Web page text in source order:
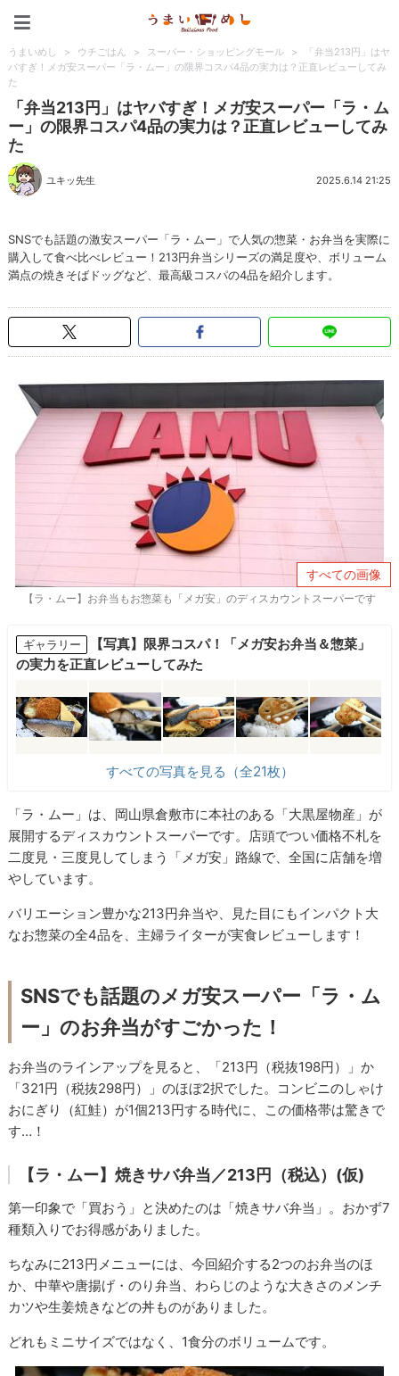
うまいめし > ウチごはん > スーパー・ショッピングモール >
「弁当213円」はヤ
バすぎ！メガ安スーパー「ラ・ムー」の限界コスパ4品の実力は？正直レビューしてみ
た
「弁当213円」はヤバすぎ！メガ安スーパー「ラ・ム
ー」の限界コスパ4品の実力は？正直レビューしてみ
た
ユキッ先生 2025.6.14 21:25
SNSでも話題の激安スーパー「ラ・ムー」で人気の惣菜・お弁当を実際に
購入して食べ比べレビュー！213円弁当シリーズの満足度や、ボリューム
満点の焼きそばドッグなど、最高級コスパの4品を紹介します。
すべての画像
【ラ・ムー】お弁当もお惣菜も「メガ安」のディスカウントスーパーです
ギャラリー
【写真】限界コスパ！「メガ安お弁当＆惣菜」
の実力を正直レビューしてみた
すべての写真を見る（全21枚）
「ラ・ムー」は、岡山県倉敷市に本社のある「大黒屋物産」が
展開するディスカウントスーパーです。店頭でつい価格不札を
二度見・三度見してしまう「メガ安」路線で、全国に店舗を増
やしています。
バリエーション豊かな213円弁当や、見た目にもインパクト大
なお惣菜の全4品を、主婦ライターが実食レビューします！
SNSでも話題のメガ安スーパー「ラ・ム
ー」のお弁当がすごかった！
お弁当のラインアップを見ると、「213円（税抜198円）」か
「321円（税抜298円）」のほぼ2択でした。コンビニのしゃけ
おにぎり（紅鮭）が1個213円する時代に、この価格帯は驚きで
す…！
【ラ・ムー】焼きサバ弁当／213円（税込）(仮)
第一印象で「買おう」と決めたのは「焼きサバ弁当」。おかず7
種類入りでお得感がありました。
ちなみに213円メニューには、今回紹介する2つのお弁当のほ
か、中華や唐揚げ・のり弁当、わらじのような大きさのメンチ
カツや生姜焼きなどの丼ものがありました。
どれもミニサイズではなく、1食分のボリュームです。